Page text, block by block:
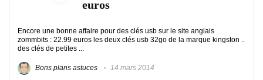
euros
Encore une bonne affaire pour des clés usb sur le site anglais
zommbits : 22.99 euros les deux clés usb 32go de la marque kingston ..
des clés de petites ...
Bons plans astuces 14 mars 2014